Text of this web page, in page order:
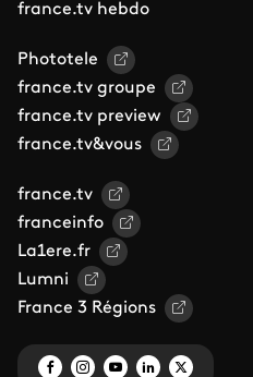
france.tv hebdo
Phototele
france.tv groupe
france.tv preview
france.tv&vous
france.tv
franceinfo
La1ere.fr
Lumni
France 3 Régions